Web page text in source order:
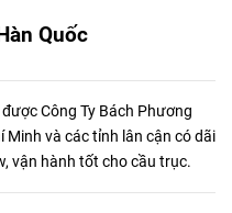
Quốc
được Công Ty Bách Phương
Minh và các tỉnh lân cận có dãi
vận hành tốt cho cầu trục.